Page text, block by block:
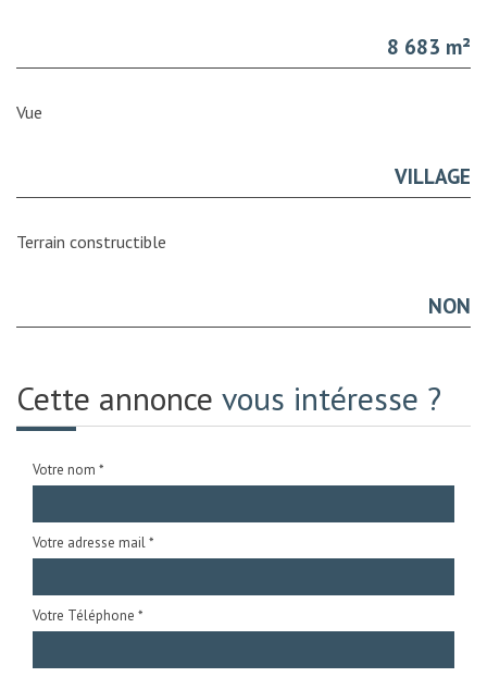
8 683 m²
Vue
VILLAGE
Terrain constructible
NON
Cette annonce vous intéresse ?
Votre nom *
Votre adresse mail *
Votre Téléphone *